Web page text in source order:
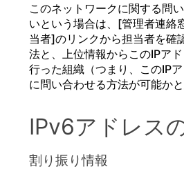
このネットワークに関する問
いという場合は、[管理者連絡
当者]のリンクから担当者を確
法と、上位情報からこのIPア
行った組織（つまり、このIPア
に問い合わせる方法が可能かと
IPv6アドレス
割り振り情報